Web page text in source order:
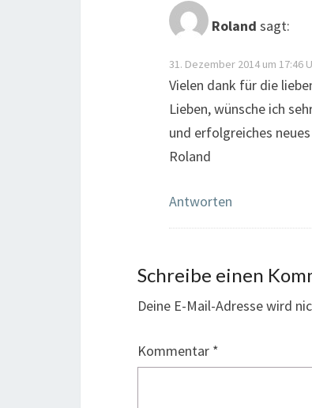
Roland sagt:
31. Dezember 2014 um 17:46
Vielen dank für die
Lieben, wünsche ich
und erfolgreiches
Roland
Antworten
Schreibe einen
Deine E-Mail-Adresse wird
Kommentar *